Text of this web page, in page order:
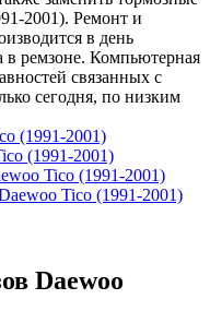
2001). Ремонт и
в день
в ремзоне. Компьютерная
связанных с
сегодня, по низким
(1991-2001)
(1991-2001)
Tico (1991-2001)
Tico (1991-2001)
Daewoo